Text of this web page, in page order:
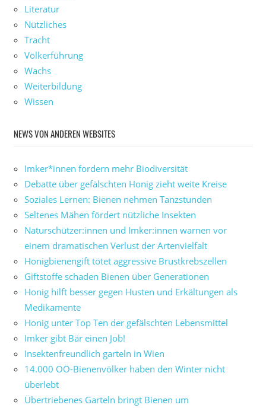
Literatur
Nützliches
Tracht
Völkerführung
Wachs
Weiterbildung
Wissen
NEWS VON ANDEREN WEBSITES
Imker*innen fordern mehr Biodiversität
Debatte über gefälschten Honig zieht weite Kreise
Soziales Lernen: Bienen nehmen Tanzstunden
Seltenes Mähen fördert nützliche Insekten
Naturschützer:innen und Imker:innen warnen vor
einem dramatischen Verlust der Artenvielfalt
Honigbienengift tötet aggressive Brustkrebszellen
Giftstoffe schaden Bienen über Generationen
Honig hilft besser gegen Husten und Erkältungen als
Medikamente
Honig unter Top Ten der gefälschten Lebensmittel
Imker gibt Bär einen Job!
Insektenfreundlich garteln in Wien
14.000 OÖ-Bienenvölker haben den Winter nicht
überlebt
Übertriebenes Garteln bringt Bienen um